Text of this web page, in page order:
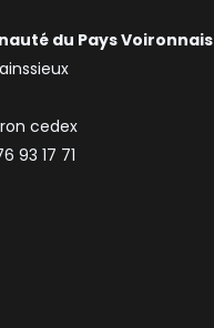
du Pays Voironnais
cedex
93 17 71